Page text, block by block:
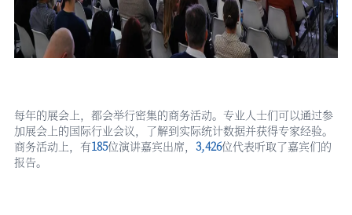
每年的展会上，都会举行密集的商务活动。专业人士们可以通过参
加展会上的国际行业会议，了解到实际统计数据并获得专家经验。
商务活动上，有185位演讲嘉宾出席， 3,426位代表听取了嘉宾们的
报告。